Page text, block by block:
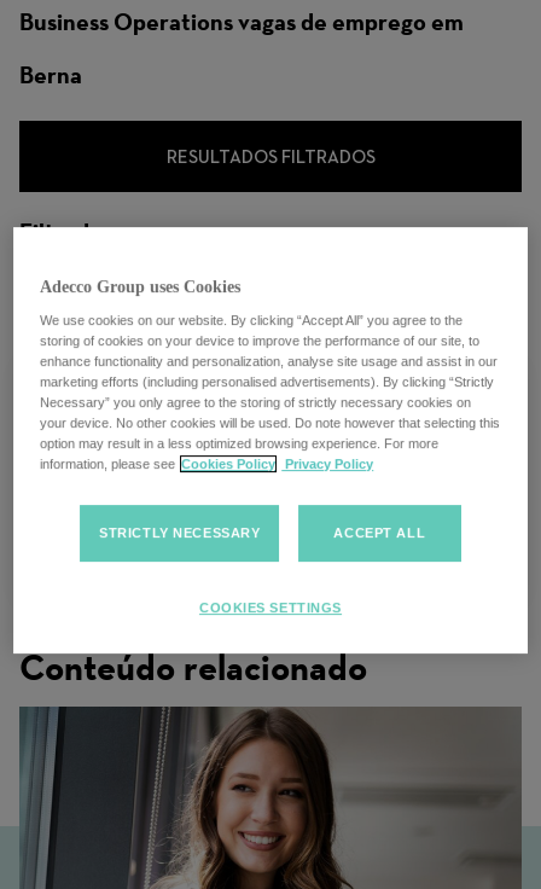
Business Operations vagas de emprego em
Berna
RESULTADOS FILTRADOS
Filtrado por
City: Berna, Canton de Berne, Suíça
Filialleiter / Branch Manager Key
Berna, Suíça
Conteúdo relacionado
Adecco Group uses Cookies
We use cookies on our website. By clicking “Accept All” you agree to the
storing of cookies on your device to improve the performance of our site, to
enhance functionality and personalization, analyse site usage and assist in our
marketing efforts (including personalised advertisements). By clicking “Strictly
Necessary” you only agree to the storing of strictly necessary cookies on
your device. No other cookies will be used. Do note however that selecting this
option may result in a less optimized browsing experience. For more
information, please see Cookies Policy Privacy Policy
STRICTLY NECESSARY ACCEPT ALL
COOKIES SETTINGS